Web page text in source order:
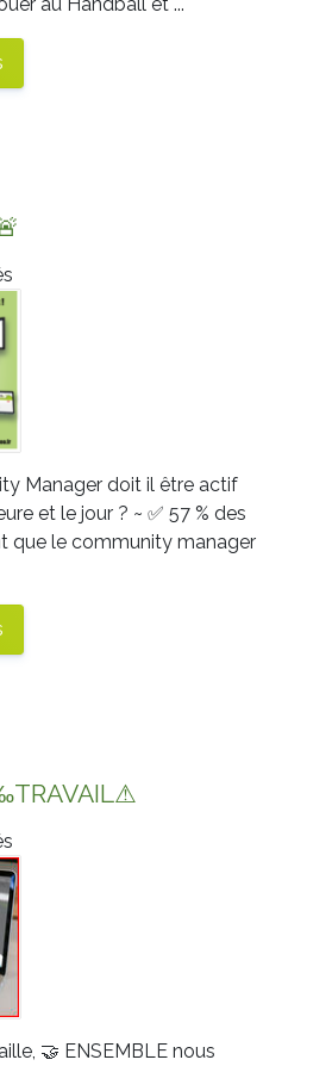
Manager doit il être actif
et le jour ? ~ ✅ 57 % des
que le community manager
🤝 ENSEMBLE nous